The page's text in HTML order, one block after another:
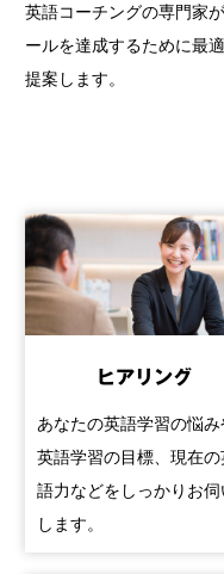
英語コーチングの専門家
ールを達成するために最
提案します。
ヒアリング
あなたの英語学習の悩み
英語学習の目標、現在の
語力などをしっかりお伺
します。